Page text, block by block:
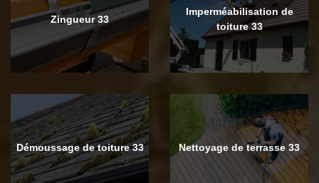
Zingueur 33
Imperméabilisation de
toiture 33
Démoussage de toiture 33 Nettoyage de terrasse 33